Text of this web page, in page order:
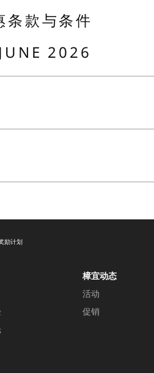
条款与条件
2026
励计划
樟宜动态
活动
促销